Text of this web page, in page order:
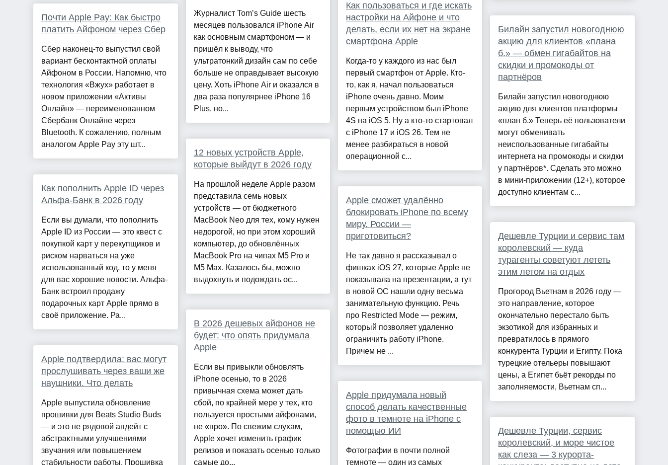
Почти Apple Pay: Как быстро
платить Айфоном через Сбер
Сбер наконец-то выпустил свой
вариант бесконтактной оплаты
Айфоном в России. Напомню, что
технология «Вжух» работает в
новом приложении «Активы
Онлайн» — переименованном
Сбербанк Онлайне через
Bluetooth. К сожалению, полным
аналогом Apple Pay эту шт...
Как пополнить Apple ID через
Альфа-Банк в 2026 году
Если вы думали, что пополнить
Apple ID из России — это квест с
покупкой карт у перекупщиков и
риском нарваться на уже
использованный код, то у меня
для вас хорошие новости. Альфа-
Банк встроил продажу
подарочных карт Apple прямо в
своё приложение. Ра...
Apple подтвердила: вас могут
прослушивать через ваши же
наушники. Что делать
Apple выпустила обновление
прошивки для Beats Studio Buds
— и это не рядовой апдейт с
абстрактными улучшениями
звучания или повышением
стабильности работы. Прошивка
Журналист Tom’s Guide шесть
месяцев пользовался iPhone Air
как основным смартфоном — и
пришёл к выводу, что
ультратонкий дизайн сам по себе
больше не оправдывает высокую
цену. Хоть iPhone Air и оказался в
два раза популярнее iPhone 16
Plus, но...
12 новых устройств Apple,
которые выйдут в 2026 году
На прошлой неделе Apple разом
представила семь новых
устройств — от бюджетного
MacBook Neo для тех, кому нужен
недорогой, но при этом хороший
компьютер, до обновлённых
MacBook Pro на чипах M5 Pro и
M5 Max. Казалось бы, можно
выдохнуть и подождать ос...
В 2026 дешевых айфонов не
будет: что опять придумала
Apple
Если вы привыкли обновлять
iPhone осенью, то в 2026
привычная схема может дать
сбой, по крайней мере у тех, кто
пользуется простыми айфонами,
не «про». По свежим слухам,
Apple хочет изменить график
релизов и показать осенью только
самые до...
Как пользоваться и где искать
настройки на Айфоне и что
делать, если их нет на экране
смартфона Apple
Когда-то у каждого из нас был
первый смартфон от Apple. Кто-
то, как я, начал пользоваться
iPhone очень давно. Моим
первым устройством был iPhone
4S на iOS 5. Ну а кто-то стартовал
с iPhone 17 и iOS 26. Тем не
менее разбираться в новой
операционной с...
Apple сможет удалённо
блокировать iPhone по всему
миру. России —
приготовиться?
Не так давно я рассказывал о
фишках iOS 27, которые Apple не
показывала на презентации, а тут
в новой ОС нашли одну весьма
занимательную функцию. Речь
про Restricted Mode — режим,
который позволяет удаленно
ограничить работу iPhone.
Причем не ...
Apple придумала новый
способ делать качественные
фото в темноте на iPhone с
помощью ИИ
Фотографии в почти полной
темноте — один из самых
Билайн запустил новогоднюю
акцию для клиентов «плана
б.» — обмен гигабайтов на
скидки и промокоды от
партнёров
Билайн запустил новогоднюю
акцию для клиентов платформы
«план б.» Теперь её пользователи
могут обменивать
неиспользованные гигабайты
интернета на промокоды и скидки
у партнёров*. Сделать это можно
в мини-приложении (12+), которое
доступно клиентам с...
Дешевле Турции и сервис там
королевский — куда
турагенты советуют лететь
этим летом на отдых
Прогород Вьетнам в 2026 году —
это направление, которое
окончательно перестало быть
экзотикой для избранных и
превратилось в прямого
конкурента Турции и Египту. Пока
турецкие отельеры повышают
цены, а Египет бьёт рекорды по
заполняемости, Вьетнам сп...
Дешевле Турции, сервис
королевский, и море чистое
как слеза — 3 курорта-